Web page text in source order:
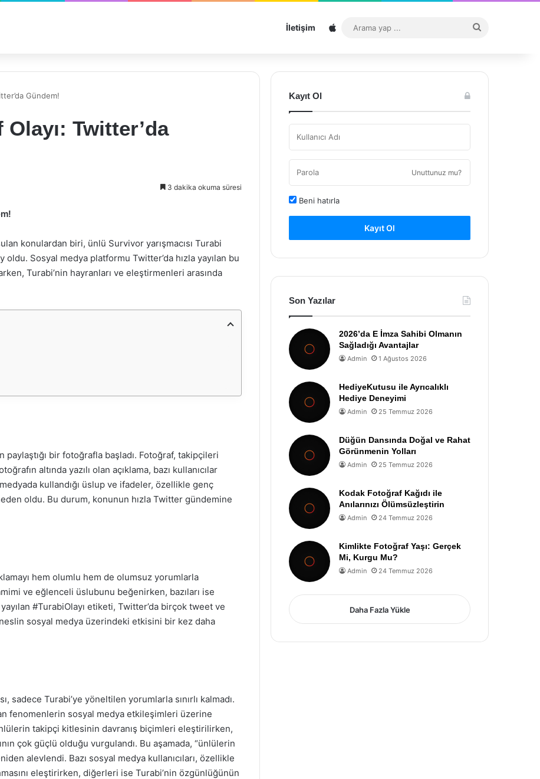
İletişim Sitemap
...
Gündem!
Twitter’da
3 dakika okuma süresi
konulardan biri, ünlü Survivor yarışmacısı Turabi
oldu. Sosyal medya platformu Twitter’da hızla yayılan bu
Turabi’nin hayranları ve eleştirmenleri arasında
paylaştığı bir fotoğrafla başladı. Fotoğraf, takipçileri
altında yazılı olan açıklama, bazı kullanıcılar
kullandığı üslup ve ifadeler, özellikle genç
oldu. Bu durum, konunun hızla Twitter gündemine
hem olumlu hem de olumsuz yorumlarla
ve eğlenceli üslubunu beğenirken, bazıları ise
#TurabiOlayı etiketi, Twitter’da birçok tweet ve
sosyal medya üzerindeki etkisini bir kez daha
sadece Turabi’ye yöneltilen yorumlarla sınırlı kalmadı.
fenomenlerin sosyal medya etkileşimleri üzerine
takipçi kitlesinin davranış biçimleri eleştirilirken,
çok güçlü olduğu vurgulandı. Bu aşamada, “ünlülerin
alevlendi. Bazı sosyal medya kullanıcıları, özellikle
eleştirirken, diğerleri ise Turabi’nin özgünlüğünün
Kayıt Ol
Unuttunuz mu?
Beni hatırla
Kayıt Ol
Son Yazılar
2026’da E İmza Sahibi Olmanın
Sağladığı Avantajlar
Admin 1 Ağustos 2026
HediyeKutusu ile Ayrıcalıklı
Hediye Deneyimi
Admin 25 Temmuz 2026
Düğün Dansında Doğal ve Rahat
Görünmenin Yolları
Admin 25 Temmuz 2026
Kodak Fotoğraf Kağıdı ile
Anılarınızı Ölümsüzleştirin
Admin 24 Temmuz 2026
Kimlikte Fotoğraf Yaşı: Gerçek
Mi, Kurgu Mu?
Admin 24 Temmuz 2026
Daha Fazla Yükle